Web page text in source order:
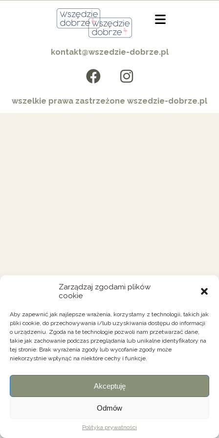
Zarządzaj zgodami plików
cookie
Aby zapewnić jak najlepsze wrażenia, korzystamy z technologii, takich jak
pliki cookie, do przechowywania i/lub uzyskiwania dostępu do informacji
o urządzeniu. Zgoda na te technologie pozwoli nam przetwarzać dane,
takie jak zachowanie podczas przeglądania lub unikalne identyfikatory na
tej stronie. Brak wyrażenia zgody lub wycofanie zgody może
niekorzystnie wpłynąć na niektóre cechy i funkcje.
Akceptuję
Odmów
Polityka prywatności
kontakt@wszedzie-dobrze.pl
wszelkie prawa zastrzeżone wszedzie-dobrze.pl